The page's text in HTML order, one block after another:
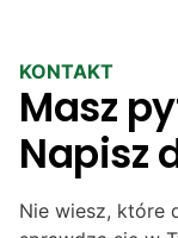
KONTAKT
Masz
Napisz
Nie wiesz, które